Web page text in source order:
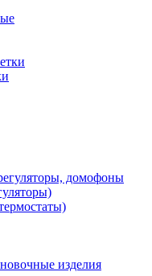
домофоны
изделия